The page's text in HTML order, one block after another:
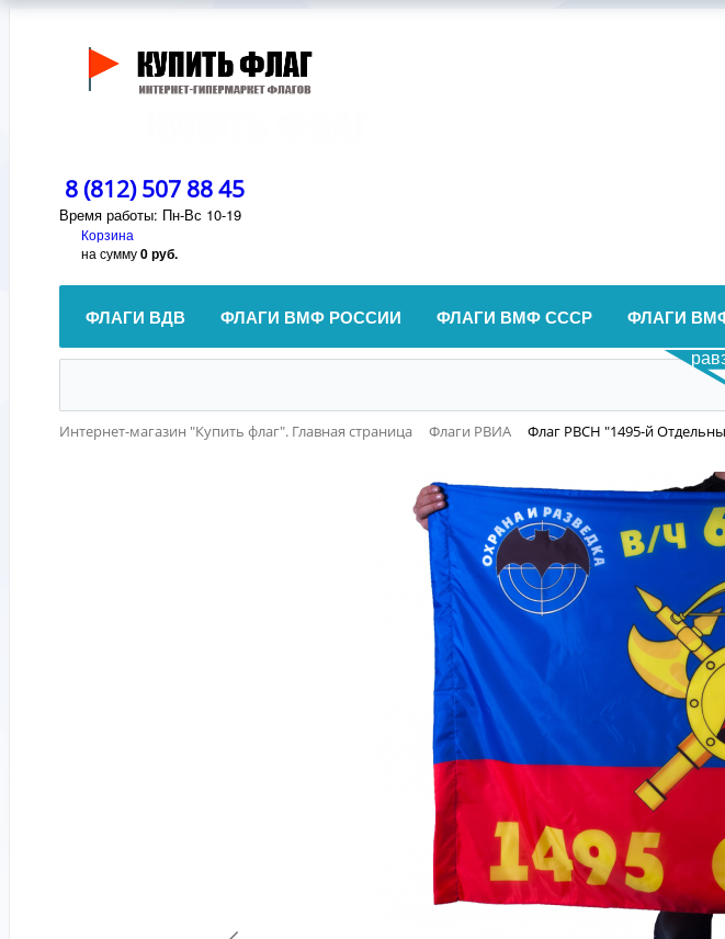
8 (812) 507 88 45
Время работы: Пн-Вс 10-19
Корзина
на сумму0 руб.
ФЛАГИ ВДВ ФЛАГИ ВМФ РОССИИ ФЛАГИ ВМФ СССР ФЛАГИ
Интернет-магазин "Купить флаг". Главная страница Флаги РВИА Флаг РВСН "1495-й